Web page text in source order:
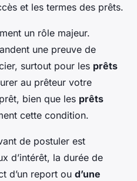
et les termes des prêts.
un rôle majeur.
une preuve de
surtout pour les prêts
au prêteur votre
bien que les prêts
cette condition.
de postuler est
d’intérêt, la durée de
d’un report ou d’une